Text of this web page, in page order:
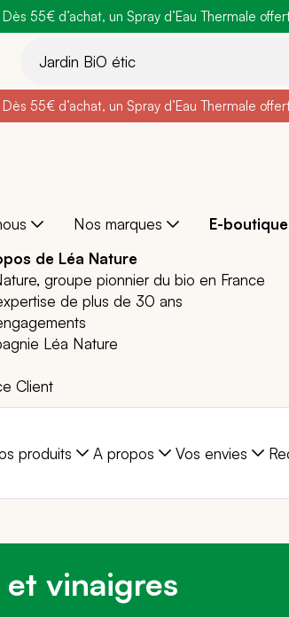
Belle semaine:
Dès 55€ d’achat, un Spray d’Eau Thermale
Belle semaine:
Dès 55€ d’achat, un Spray d’Eau Thermale
Nos marques E-boutique
de Léa Nature
groupe pionnier du bio en France
de plus de 30 ans
Léa Nature
Client
produits A propos Vos envies
et vinaigres